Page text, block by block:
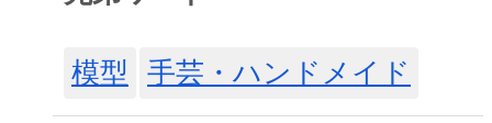
模型 手芸・ハンドメイド